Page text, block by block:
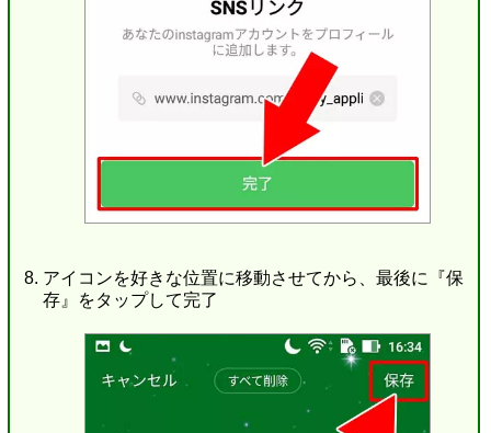
アイコンを好きな位置に移動させてから、最後に『保
存』をタップして完了